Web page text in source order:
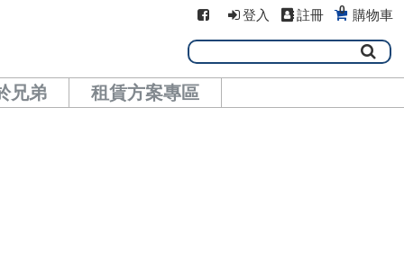
登入 註冊 0 購物車
兄弟 租賃方案專區